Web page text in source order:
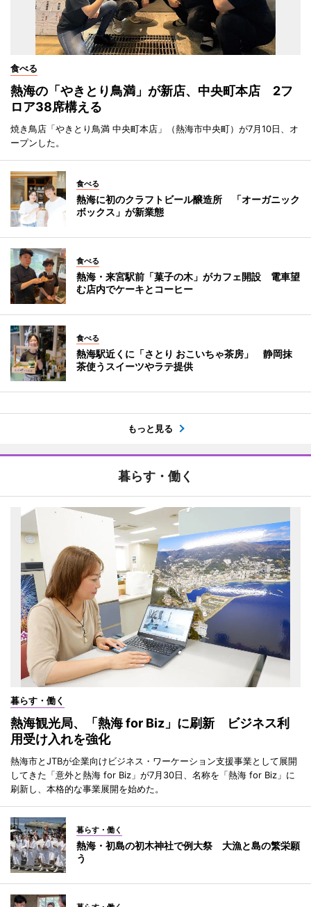
食べる
熱海の「やきとり鳥満」が新店、中央町本店 2フ
ロア38席構える
焼き鳥店「やきとり鳥満 中央町本店」（熱海市中央町）が7月10日、オ
ープンした。
食べる
熱海に初のクラフトビール醸造所 「オーガニック
ボックス」が新業態
食べる
熱海・来宮駅前「菓子の木」がカフェ開設 電車望
む店内でケーキとコーヒー
食べる
熱海駅近くに「さとり おこいちゃ茶房」 静岡抹
茶使うスイーツやラテ提供
もっと見る
暮らす・働く
暮らす・働く
熱海観光局、「熱海 for Biz」に刷新 ビジネス利
用受け入れを強化
熱海市とJTBが企業向けビジネス・ワーケーション支援事業として展開
してきた「意外と熱海 for Biz」が7月30日、名称を「熱海 for Biz」に
刷新し、本格的な事業展開を始めた。
暮らす・働く
熱海・初島の初木神社で例大祭 大漁と島の繁栄願
う